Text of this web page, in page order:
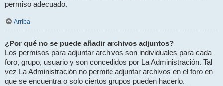
permiso adecuado.
Arriba
¿Por qué no se puede añadir archivos adjuntos?
Los permisos para adjuntar archivos son individuales para cada
foro, grupo, usuario y son concedidos por La Administración. Tal
vez La Administración no permite adjuntar archivos en el foro en
que se encuentra o solo ciertos grupos pueden hacerlo.